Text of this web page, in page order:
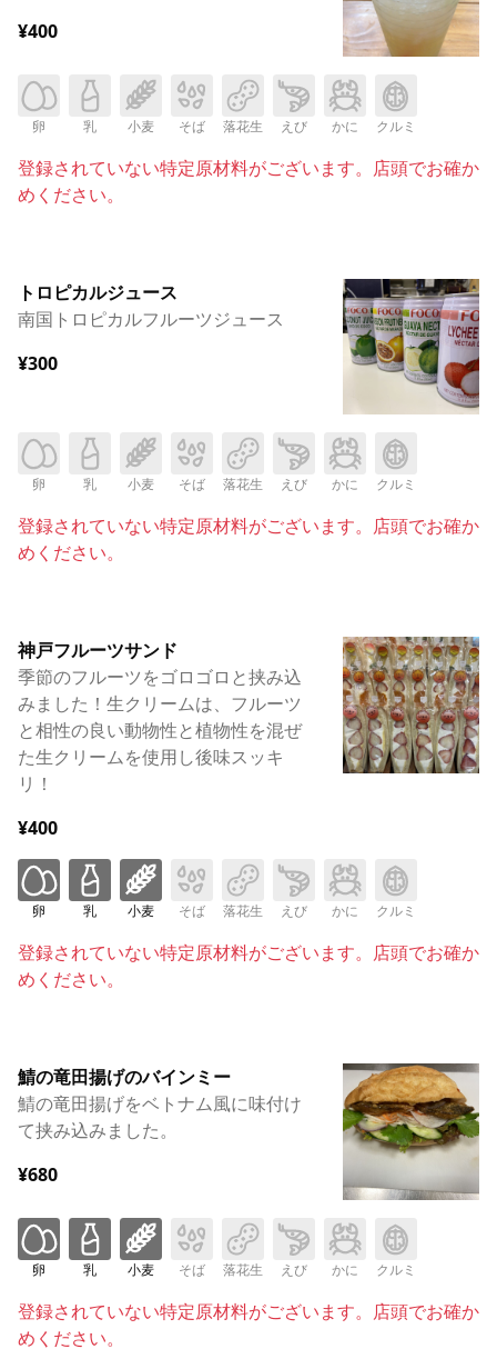
¥400
卵 乳 小麦 そば 落花生 えび かに クルミ
登録されていない特定原材料がございます。店頭でお確か
めください。
トロピカルジュース
南国トロピカルフルーツジュース
¥300
卵 乳 小麦 そば 落花生 えび かに クルミ
登録されていない特定原材料がございます。店頭でお確か
めください。
神戸フルーツサンド
季節のフルーツをゴロゴロと挟み込
みました！生クリームは、フルーツ
と相性の良い動物性と植物性を混ぜ
た生クリームを使用し後味スッキ
リ！
¥400
卵 乳 小麦 そば 落花生 えび かに クルミ
登録されていない特定原材料がございます。店頭でお確か
めください。
鯖の竜田揚げのバインミー
鯖の竜田揚げをベトナム風に味付け
て挟み込みました。
¥680
卵 乳 小麦 そば 落花生 えび かに クルミ
登録されていない特定原材料がございます。店頭でお確か
めください。